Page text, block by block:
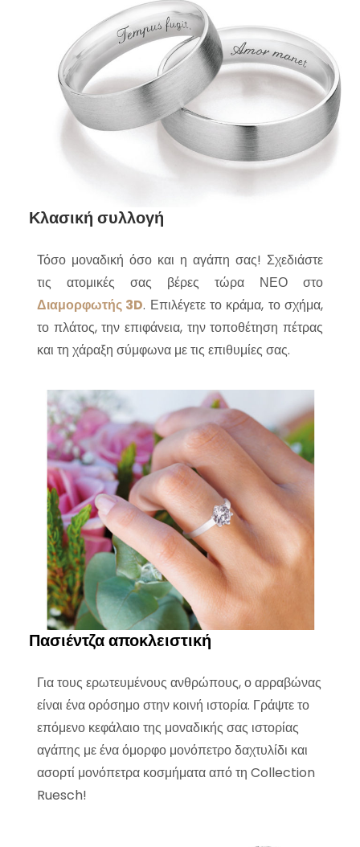
Κλασική συλλογή
Τόσο μοναδική όσο και η αγάπη σας! Σχεδιάστε
τις ατομικές σας βέρες τώρα ΝΕΟ στο
Διαμορφωτής 3D. Επιλέγετε το κράμα, το σχήμα,
το πλάτος, την επιφάνεια, την τοποθέτηση πέτρας
και τη χάραξη σύμφωνα με τις επιθυμίες σας.
Πασιέντζα αποκλειστική
Για τους ερωτευμένους ανθρώπους, ο αρραβώνας
είναι ένα ορόσημο στην κοινή ιστορία. Γράψτε το
επόμενο κεφάλαιο της μοναδικής σας ιστορίας
αγάπης με ένα όμορφο μονόπετρο δαχτυλίδι και
ασορτί μονόπετρα κοσμήματα από τη Collection
Ruesch!